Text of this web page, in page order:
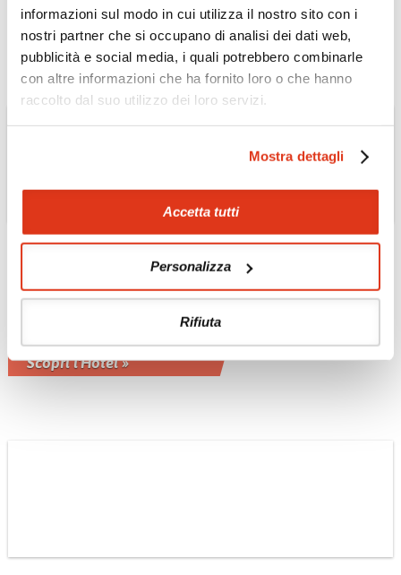
informazioni sul modo in cui utilizza il nostro sito con i
nostri partner che si occupano di analisi dei dati web,
pubblicità e social media, i quali potrebbero combinarle
con altre informazioni che ha fornito loro o che hanno
raccolto dal suo utilizzo dei loro servizi.
Mostra dettagli
Accetta tutti
Personalizza
Rifiuta
Scopri il Tour »
Demeures D’Orient
Scopri l'Hotel »